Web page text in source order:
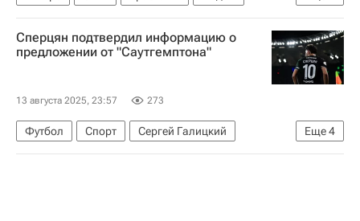
Луис Инасиу Лула да Силва
Барак Обама
БРИКС
Сперцян подтвердил информацию о
предложении от "Саутгемптона"
13 августа 2025, 23:57 273
Еще4
Футбол Спорт
Сергей Галицкий
Эдуард Сперцян
Краснодар
Саутгемптон